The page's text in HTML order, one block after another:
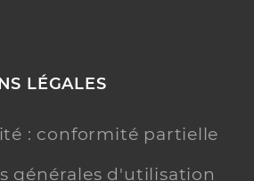
LÉGALES
: conformité partielle
générales d'utilisation